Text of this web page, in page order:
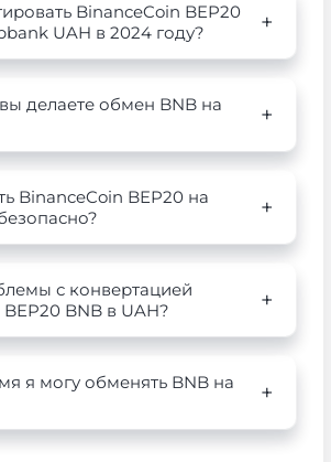
BinanceCoin BEP20
UAH в 2024 году?
делаете обмен BNB на
BinanceCoin BEP20 на
с конвертацией
BNB в UAH?
я могу обменять BNB на